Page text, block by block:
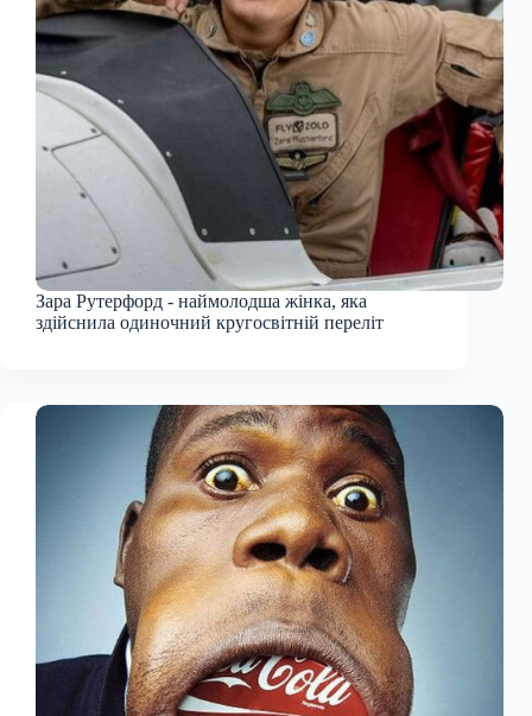
Зара Рутерфорд - наймолодша ​​жінка, яка
здійснила одиночний кругосвітній переліт